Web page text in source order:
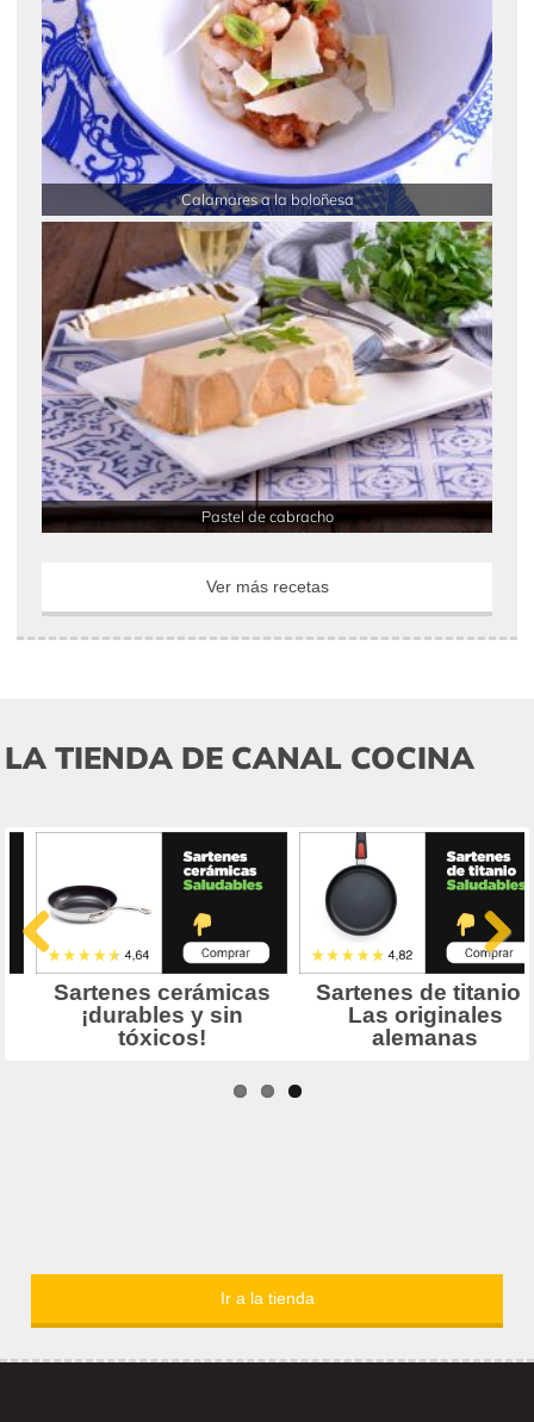
Calamares a la boloñesa
Pastel de cabracho
Ver más recetas
LA TIENDA DE CANAL COCINA
Ir a la tienda